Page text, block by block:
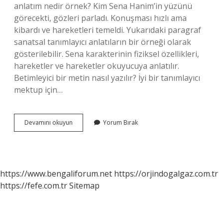
anlatım nedir örnek? Kim Sena Hanim’in yüzünü
görecekti, gözleri parladı. Konuşması hızlı ama
kibardı ve hareketleri temeldi. Yukarıdaki paragraf
sanatsal tanımlayıcı anlatıların bir örneği olarak
gösterilebilir. Sena karakterinin fiziksel özellikleri,
hareketler ve hareketler okuyucuya anlatılır.
Betimleyici bir metin nasıl yazılır? İyi bir tanımlayıcı
mektup için…
Devamını okuyun
Sınıf
Yorum Bırak
https://www.bengaliforum.net https://orjindogalgaz.com.tr
https://fefe.com.trSitemap